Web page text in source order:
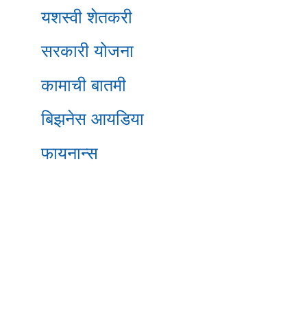
यशस्वी शेतकरी
सरकारी योजना
कामाची बातमी
बिझनेस आयडिया
फायनान्स